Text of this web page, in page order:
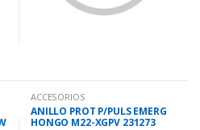
ACCESORIOS
ANILLO PROT P/PULS EMERG
HONGO M22-XGPV 231273